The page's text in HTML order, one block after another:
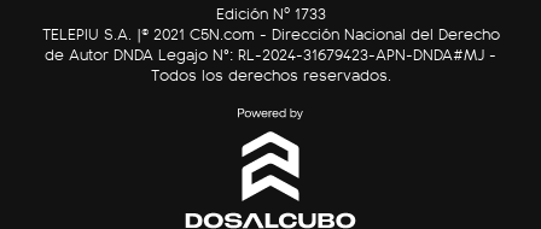
C5N Autos
RatingCero
Edición Nº 1733
TELEPIU S.A. |© 2021 C5N.com - Dirección Nacional del Derecho
de Autor DNDA Legajo N°: RL-2024-31679423-APN-DNDA#MJ -
Todos los derechos reservados.